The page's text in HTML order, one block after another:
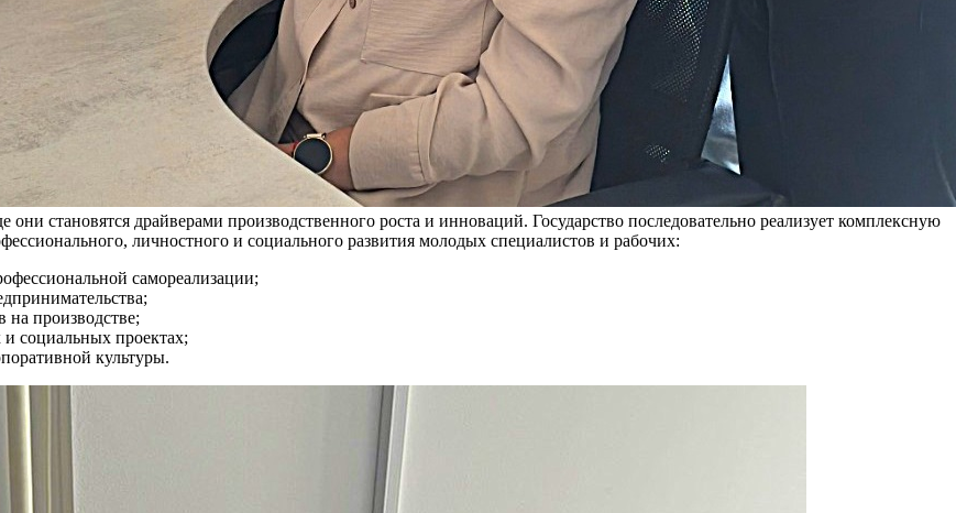
они становятся драйверами производственного роста и инноваций. Государство последовательно реализует комплексную
личностного и социального развития молодых специалистов и рабочих:
самореализации;
на производстве;
и социальных проектах;
культуры.